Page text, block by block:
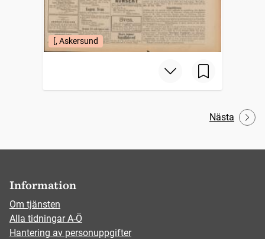
[, Askersund
Nästa
Information
Om tjänsten
Alla tidningar A-Ö
Hantering av personuppgifter